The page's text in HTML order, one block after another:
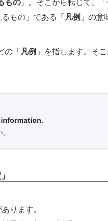
もの 」。そこから転じて、
もの」である「凡例 」の意
の「凡例 」を指します。そ
information.
あります。